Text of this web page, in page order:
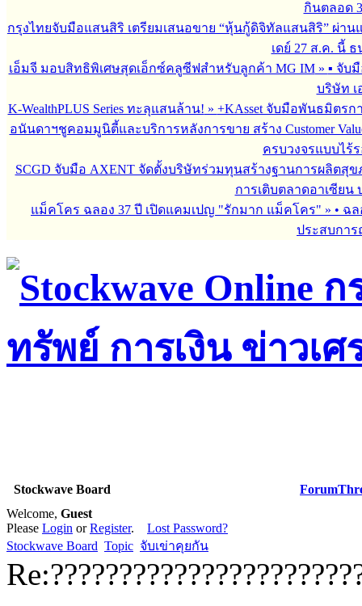
กินตลอด
กรุงไทยจับมือแสนสิริ เตรียมเสนอขาย “หุ้นกู้ดิจิทัลแสนสิริ” ผ่าน
เดย์ 27 ส.ค. นี้
เอ็มจี มอบสิทธิพิเศษสุดเอ็กซ์คลูซีฟสำหรับลูกค้า MG IM» ▪︎ จับ
บริษัท เ
K-WealthPLUS Series ทะลุแสนล้าน! » +KAsset จับมือพันธมิตรการ
อนันดาฯชูคอมมูนิตี้และบริการหลังการขาย สร้าง Customer
ครบวงจรแบบไร้
SCGD จับมือ AXENT จัดตั้งบริษัทร่วมทุนสร้างฐานการผลิต
การเติบตลาดอาเซียน
แม็คโคร ฉลอง 37 ปี เปิดแคมเปญ "รักมาก แม็คโคร" » • ฉ
ประสบกา
Stockwave Board Forum
Welcome, Guest
Please Login orRegister. Lost Password?
Stockwave Board Topic จับเข่าคุยกัน